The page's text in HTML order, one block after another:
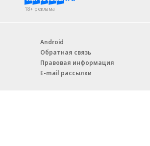
18+ реклама
Android
Обратная связь
Правовая информация
E-mail рассылки